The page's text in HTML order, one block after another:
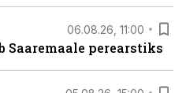
06.08.26, 11:00
Saaremaale perearstiks